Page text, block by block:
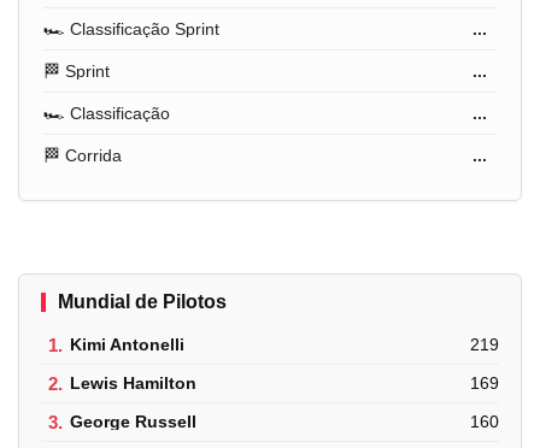
🏎️ Classificação Sprint ...
🏁 Sprint ...
🏎️ Classificação ...
🏁 Corrida ...
Mundial de Pilotos
1. Kimi Antonelli 219
2. Lewis Hamilton 169
3. George Russell 160